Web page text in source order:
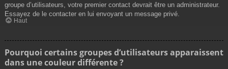
groupe d’utilisateurs, votre premier contact devrait être un administrateur.
Essayez de le contacter en lui envoyant un message privé.
Haut
Pourquoi certains groupes d’utilisateurs apparaissent
dans une couleur différente ?